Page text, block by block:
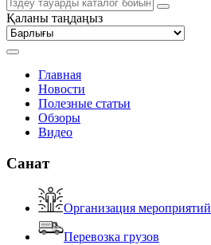
Қаланы таңдаңыз
Главная
Новости
Полезные статьи
Обзоры
Видео
Санат
Организация мероприятий
Перевозка грузов